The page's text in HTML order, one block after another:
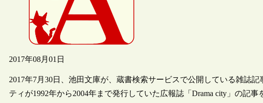
2017年08月01日
2017年7月30日、池田文庫が、蔵書検索サービスで公開している雑誌
ティが1992年から2004年まで発行していた広報誌「Drama city」の記事